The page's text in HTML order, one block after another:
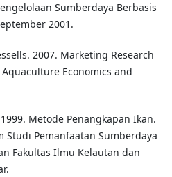
Sumberdaya Berbasis
2001.
2007. Marketing Research
Economics and
Metode Penangkapan Ikan.
Studi Pemanfaatan Sumberdaya
Fakultas Ilmu Kelautan dan